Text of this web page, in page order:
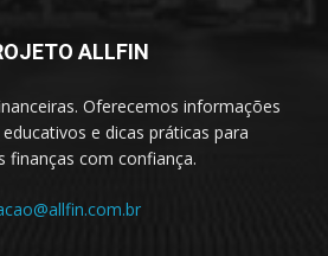
ALLFIN
Oferecemos informações
e dicas práticas para
finanças com confiança.